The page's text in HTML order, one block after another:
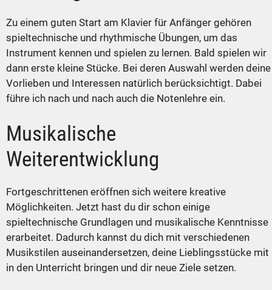
Zu einem guten Start am Klavier für Anfänger gehören
spieltechnische und rhythmische Übungen, um das
Instrument kennen und spielen zu lernen. Bald spielen wir
dann erste kleine Stücke. Bei deren Auswahl werden deine
Vorlieben und Interessen natürlich berücksichtigt. Dabei
führe ich nach und nach auch die Notenlehre ein.
Musikalische
Weiterentwicklung
Fortgeschrittenen eröffnen sich weitere kreative
Möglichkeiten. Jetzt hast du dir schon einige
spieltechnische Grundlagen und musikalische Kenntnisse
erarbeitet. Dadurch kannst du dich mit verschiedenen
Musikstilen auseinandersetzen, deine Lieblingsstücke mit
in den Unterricht bringen und dir neue Ziele setzen.